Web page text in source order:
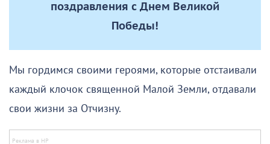
поздравления с Днем Великой
Победы!
Мы гордимся своими героями, которые отстаивали
каждый клочок священной Малой Земли, отдавали
свои жизни за Отчизну.